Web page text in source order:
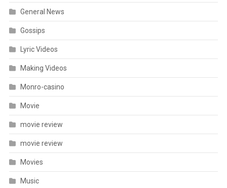
General News
Gossips
Lyric Videos
Making Videos
Monro-casino
Movie
movie review
movie review
Movies
Music